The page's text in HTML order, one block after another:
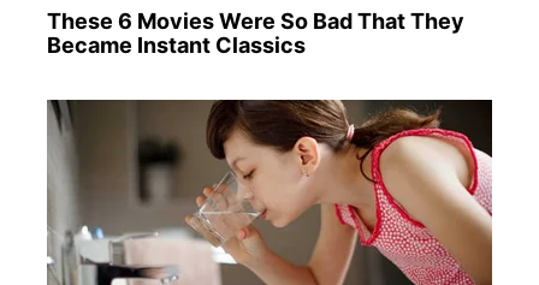
These 6 Movies Were So Bad That They
Became Instant Classics